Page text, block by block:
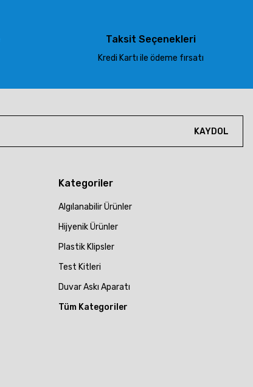
Taksit Seçenekleri
Kredi Kartı ile ödeme fırsatı
KAYDOL
Kategoriler
Algılanabilir Ürünler
Hijyenik Ürünler
Plastik Klipsler
Test Kitleri
Duvar Askı Aparatı
Tüm Kategoriler